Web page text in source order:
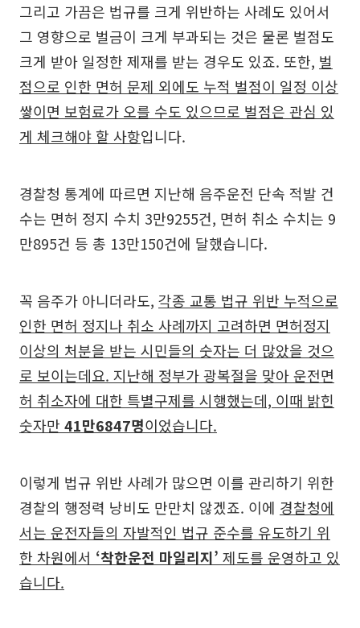
그리고 가끔은 법규를 크게 위반하는 사례도 있어서
그 영향으로 벌금이 크게 부과되는 것은 물론 벌점도
크게 받아 일정한 제재를 받는 경우도 있죠. 또한, 벌
점으로 인한 면허 문제 외에도 누적 벌점이 일정 이상
쌓이면 보험료가 오를 수도 있으므로 벌점은 관심 있
게 체크해야 할 사항입니다.
경찰청 통계에 따르면 지난해 음주운전 단속 적발 건
수는 면허 정지 수치 3만9255건, 면허 취소 수치는 9
만895건 등 총 13만150건에 달했습니다.
꼭 음주가 아니더라도, 각종 교통 법규 위반 누적으로
인한 면허 정지나 취소 사례까지 고려하면 면허정지
이상의 처분을 받는 시민들의 숫자는 더 많았을 것으
로 보이는데요. 지난해 정부가 광복절을 맞아 운전면
허 취소자에 대한 특별구제를 시행했는데, 이때 밝힌
숫자만 41만6847명이었습니다.
이렇게 법규 위반 사례가 많으면 이를 관리하기 위한
경찰의 행정력 낭비도 만만치 않겠죠. 이에 경찰청에
서는 운전자들의 자발적인 법규 준수를 유도하기 위
한 차원에서 ‘착한운전 마일리지’ 제도를 운영하고 있
습니다.